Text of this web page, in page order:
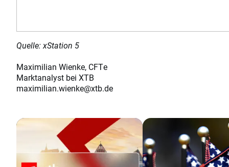
Quelle: xStation 5
Maximilian Wienke, CFTe
Marktanalyst bei XTB
maximilian.wienke@xtb.de